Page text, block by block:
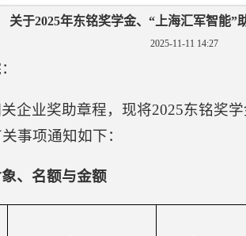
关于2025年东铭奖学金、“上海汇军智能”
2025-11-11 14:27
企业奖助章程，现将2025东铭奖
事项通知如下：
、名额与金额